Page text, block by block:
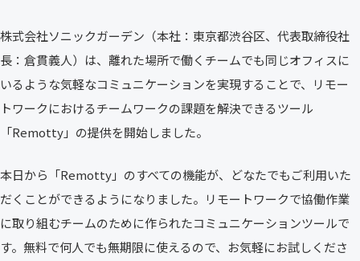
株式会社ソニックガーデン（本社：東京都渋谷区、代表取締役社
長：倉貫義人）は、離れた場所で働くチームでも同じオフィスに
いるような気軽なコミュニケーションを実現することで、リモー
トワークにおけるチームワークの課題を解決できるツール
「Remotty」の提供を開始しました。
本日から「Remotty」のすべての機能が、どなたでもご利用いた
だくことができるようになりました。リモートワークで協働作業
に取り組むチームのために作られたコミュニケーションツールで
す。無料で何人でも無期限に使えるので、お気軽にお試しくださ